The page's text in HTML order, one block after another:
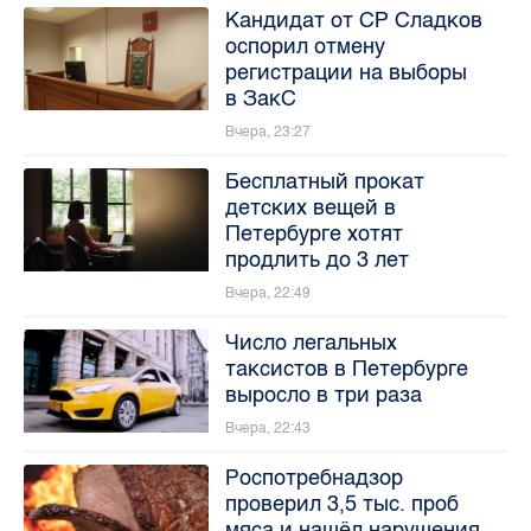
Кандидат от СР Сладков
оспорил отмену
регистрации на выборы
в ЗакС
Вчера, 23:27
Бесплатный прокат
детских вещей в
Петербурге хотят
продлить до 3 лет
Вчера, 22:49
Число легальных
таксистов в Петербурге
выросло в три раза
Вчера, 22:43
Роспотребнадзор
проверил 3,5 тыс. проб